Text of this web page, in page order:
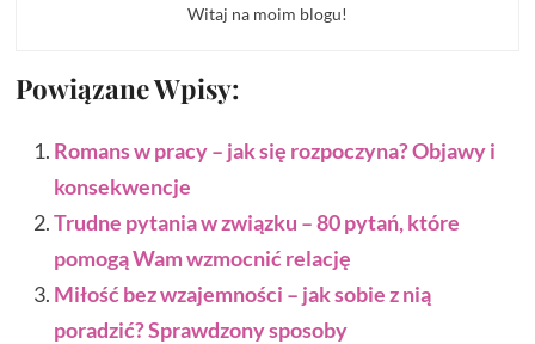
Witaj na moim blogu!
Powiązane Wpisy:
Romans w pracy – jak się rozpoczyna? Objawy i
konsekwencje
Trudne pytania w związku – 80 pytań, które
pomogą Wam wzmocnić relację
Miłość bez wzajemności – jak sobie z nią
poradzić? Sprawdzony sposoby